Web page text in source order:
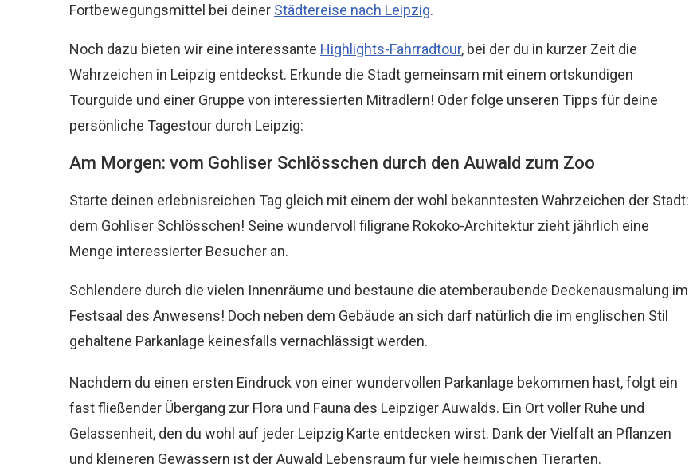
Fortbewegungsmittel bei deiner Städtereise nach Leipzig.
Noch dazu bieten wir eine interessante Highlights-Fahrradtour, bei der du in kurzer Zeit die
Wahrzeichen in Leipzig entdeckst. Erkunde die Stadt gemeinsam mit einem ortskundigen
Tourguide und einer Gruppe von interessierten Mitradlern! Oder folge unseren Tipps für deine
persönliche Tagestour durch Leipzig:
Am Morgen: vom Gohliser Schlösschen durch den Auwald zum Zoo
Starte deinen erlebnisreichen Tag gleich mit einem der wohl bekanntesten Wahrzeichen der Stadt:
dem Gohliser Schlösschen! Seine wundervoll filigrane Rokoko-Architektur zieht jährlich eine
Menge interessierter Besucher an.
Schlendere durch die vielen Innenräume und bestaune die atemberaubende Deckenausmalung im
Festsaal des Anwesens! Doch neben dem Gebäude an sich darf natürlich die im englischen Stil
gehaltene Parkanlage keinesfalls vernachlässigt werden.
Nachdem du einen ersten Eindruck von einer wundervollen Parkanlage bekommen hast, folgt ein
fast fließender Übergang zur Flora und Fauna des Leipziger Auwalds. Ein Ort voller Ruhe und
Gelassenheit, den du wohl auf jeder Leipzig Karte entdecken wirst. Dank der Vielfalt an Pflanzen
und kleineren Gewässern ist der Auwald Lebensraum für viele heimischen Tierarten.